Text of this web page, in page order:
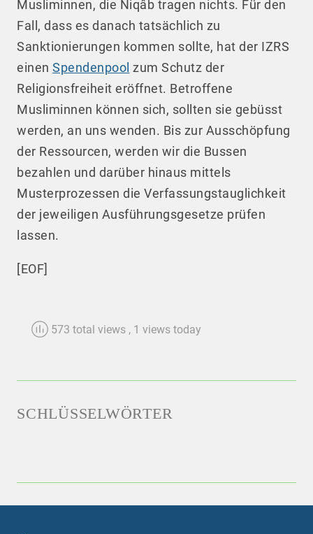
Musliminnen, die Niqâb tragen nichts. Für den
Fall, dass es danach tatsächlich zu
Sanktionierungen kommen sollte, hat der IZRS
einen Spendenpool zum Schutz der
Religionsfreiheit eröffnet. Betroffene
Musliminnen können sich, sollten sie gebüsst
werden, an uns wenden. Bis zur Ausschöpfung
der Ressourcen, werden wir die Bussen
bezahlen und darüber hinaus mittels
Musterprozessen die Verfassungstauglichkeit
der jeweiligen Ausführungsgesetze prüfen
lassen.
[EOF]
573 total views , 1 views today
SCHLÜSSELWÖRTER